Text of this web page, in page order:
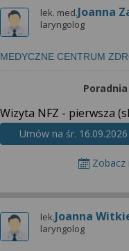
lek. med.Joanna
laryngolog
MEDYCZNE CENTRUM
Wizyta NFZ - pierwsza
Umów na śr.
Zobacz
lek.Joanna
laryngolog